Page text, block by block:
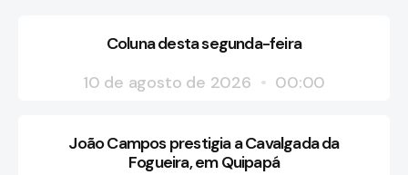
Coluna desta segunda-feira
10 de agosto de 2026
00:00
João Campos prestigia a Cavalgada da
Fogueira, em Quipapá